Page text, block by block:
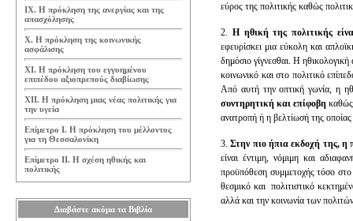
IX. Η πρόκληση της ανεργίας και της
απασχόλησης
Χ. Η πρόκληση της κοινωνικής
ασφάλισης
ΧΙ. Η πρόκληση του εγγυημένου
επιπέδου αξιοπρεπούς διαβίωσης
ΧΙΙ. Η πρόκληση μιας νέας πολιτικής για
την υγεία
Επίμετρο Ι. Η πρόκληση του μέλλοντος
για τη Θεσσαλονίκη
Επίμετρο ΙΙ. Η σχέση ηθικής και
πολιτικής
Διαβάστε ακόμα τα Βιβλία
εύρος της πολιτικής καθώς
2. Η ηθική της πολιτικής
εφευρίσκει μια εύκολη και
δημόσιο γίγνεσθαι. Η
κοινωνικό και στο πολιτικό
Από αυτή την οπτική γωνία, η
συντηρητική και επίφοβη καθώς
ανατροπή ή η βελτίωσή της
3.Στην πιο ήπια εκδοχή της, η
είναι έντιμη, νόμιμη και
προϋπόθεση συμμετοχής τόσο στο
θεσμικό και πολιτιστικό
αλλά και την κοινωνία των